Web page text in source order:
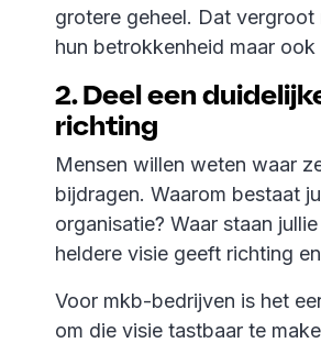
grotere geheel. Dat vergroot
hun betrokkenheid maar ook
2. Deel een
richting
Mensen willen weten waar
bijdragen. Waarom bestaat
organisatie? Waar staan
heldere visie geeft richting
Voor mkb-bedrijven is het
om die visie tastbaar te